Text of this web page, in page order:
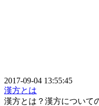
2017-09-04 13:55:45
漢方とは
漢方とは？漢方について